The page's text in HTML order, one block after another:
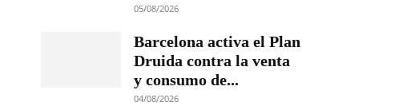
05/08/2026
Barcelona activa el Plan
Druida contra la venta
y consumo de...
04/08/2026